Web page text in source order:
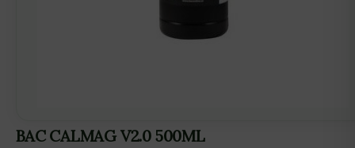
BAC CALMAG V2.0 500ML